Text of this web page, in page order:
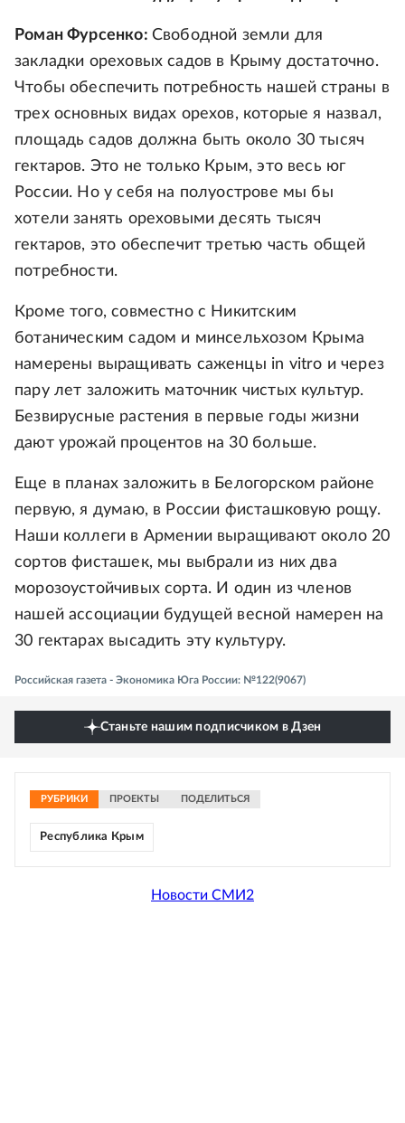
Роман Фурсенко: Свободной земли для
закладки ореховых садов в Крыму достаточно.
Чтобы обеспечить потребность нашей страны в
трех основных видах орехов, которые я назвал,
площадь садов должна быть около 30 тысяч
гектаров. Это не только Крым, это весь юг
России. Но у себя на полуострове мы бы
хотели занять ореховыми десять тысяч
гектаров, это обеспечит третью часть общей
потребности.
Кроме того, совместно с Никитским
ботаническим садом и минсельхозом Крыма
намерены выращивать саженцы in vitro и через
пару лет заложить маточник чистых культур.
Безвирусные растения в первые годы жизни
дают урожай процентов на 30 больше.
Еще в планах заложить в Белогорском районе
первую, я думаю, в России фисташковую рощу.
Наши коллеги в Армении выращивают около 20
сортов фисташек, мы выбрали из них два
морозоустойчивых сорта. И один из членов
нашей ассоциации будущей весной намерен на
30 гектарах высадить эту культуру.
Российская газета - Экономика Юга России: №122(9067)
Станьте нашим подписчиком в Дзен
РУБРИКИ ПРОЕКТЫ ПОДЕЛИТЬСЯ
Республика Крым
Новости СМИ2